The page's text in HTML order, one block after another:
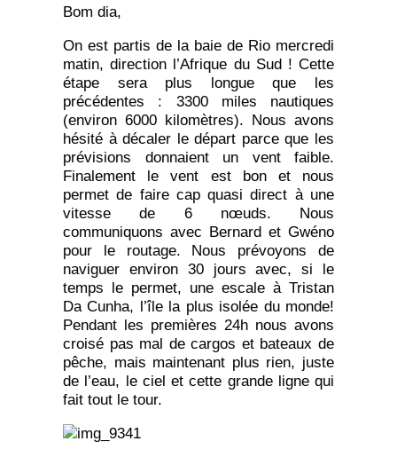
Bom dia,
On est partis de la baie de Rio mercredi
matin, direction l’Afrique du Sud ! Cette
étape sera plus longue que les
précédentes : 3300 miles nautiques
(environ 6000 kilomètres). Nous avons
hésité à décaler le départ parce que les
prévisions donnaient un vent faible.
Finalement le vent est bon et nous
permet de faire cap quasi direct à une
vitesse de 6 nœuds. Nous
communiquons avec Bernard et Gwéno
pour le routage. Nous prévoyons de
naviguer environ 30 jours avec, si le
temps le permet, une escale à Tristan
Da Cunha, l’île la plus isolée du monde!
Pendant les premières 24h nous avons
croisé pas mal de cargos et bateaux de
pêche, mais maintenant plus rien, juste
de l’eau, le ciel et cette grande ligne qui
fait tout le tour.